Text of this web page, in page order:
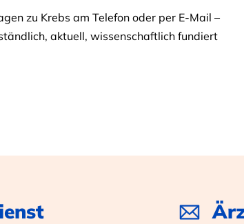
zu Krebs am Telefon oder per E-Mail –
aktuell, wissenschaftlich fundiert